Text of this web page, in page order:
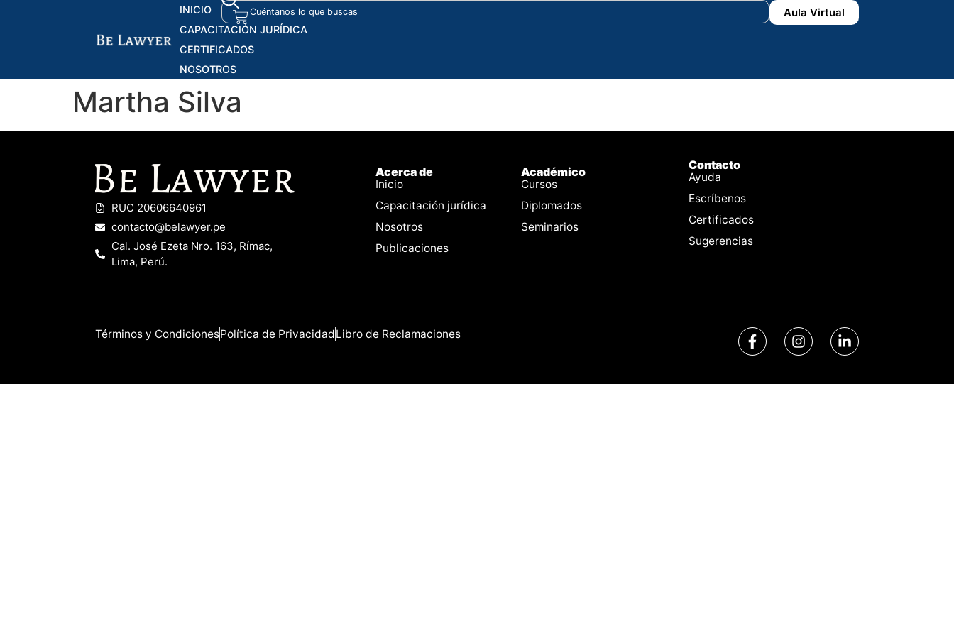
INICIO
CAPACITACIÓN JURÍDICA
CERTIFICADOS
NOSOTROS
Aula Virtual
Martha Silva
RUC 20606640961
contacto@belawyer.pe
Cal. José Ezeta Nro. 163, Rímac,
Lima, Perú.
Acerca de
Inicio
Capacitación jurídica
Nosotros
Publicaciones
Académico
Cursos
Diplomados
Seminarios
Contacto
Ayuda
Escríbenos
Certificados
Sugerencias
Términos y CondicionesPolítica de PrivacidadLibro de Reclamaciones